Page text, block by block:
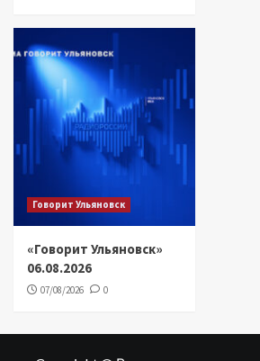
Говорит Ульяновск
«Говорит Ульяновск»
06.08.2026
07/08/2026 0